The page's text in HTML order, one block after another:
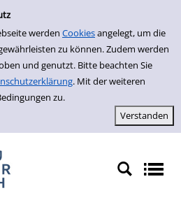
werden Cookiesangelegt, um die
zu können. Zudem werden
und genutzt. Bitte beachten Sie
. Mit der weiteren
zu.